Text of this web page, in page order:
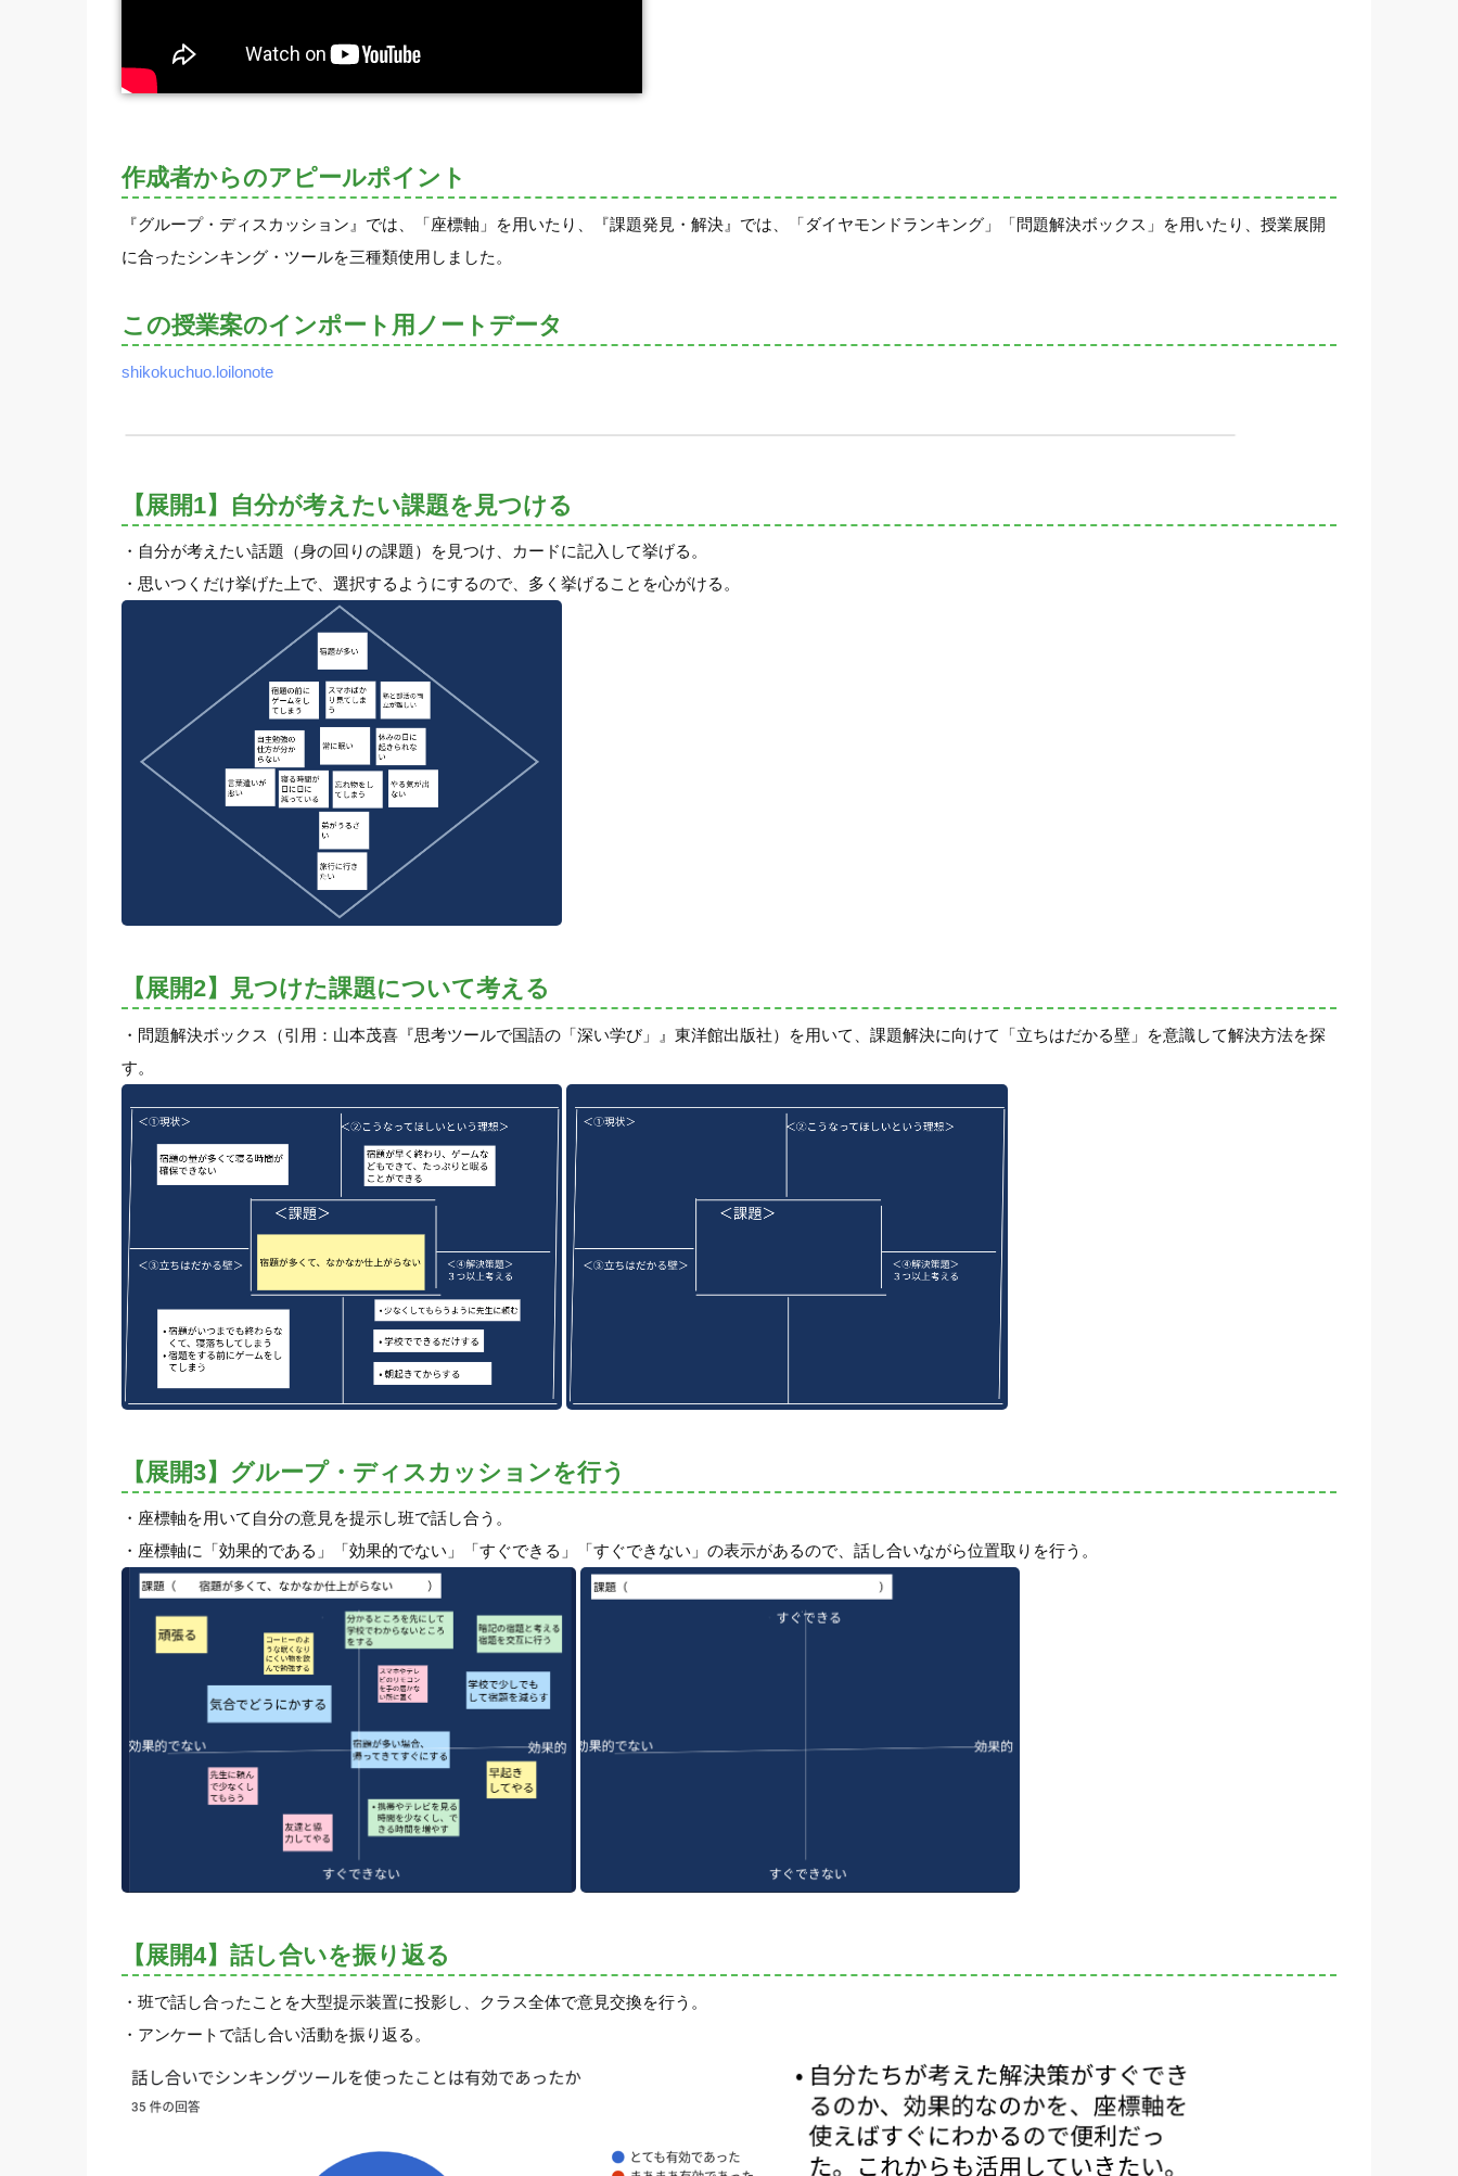
作成者からのアピールポイント
『グループ・ディスカッション』では、「座標軸」を用いたり、『課題発見・解決』では、「ダイヤモンドランキング」「問題解決ボックス」を用いたり、授業展開
に合ったシンキング・ツールを三種類使用しました。
この授業案のインポート用ノートデータ
shikokuchuo.loilonote
【展開1】自分が考えたい課題を見つける
・自分が考えたい話題（身の回りの課題）を見つけ、カードに記入して挙げる。
・思いつくだけ挙げた上で、選択するようにするので、多く挙げることを心がける。
【展開2】見つけた課題について考える
・問題解決ボックス（引用：山本茂喜『思考ツールで国語の「深い学び」』東洋館出版社）を用いて、課題解決に向けて「立ちはだかる壁」を意識して解決方法を探
す。
【展開3】グループ・ディスカッションを行う
・座標軸を用いて自分の意見を提示し班で話し合う。
・座標軸に「効果的である」「効果的でない」「すぐできる」「すぐできない」の表示があるので、話し合いながら位置取りを行う。
【展開4】話し合いを振り返る
・班で話し合ったことを大型提示装置に投影し、クラス全体で意見交換を行う。
・アンケートで話し合い活動を振り返る。